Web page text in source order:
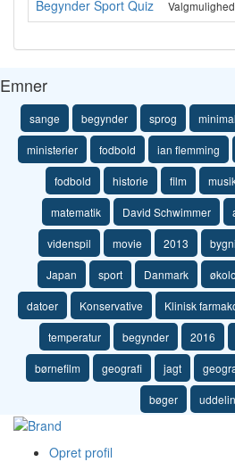
Begynder Sport Quiz
Emner
sange begynder sprog
ministerier fodbold ian flemming
fodbold historie film
matematik David Schwimmer
videnspil movie 2013
Japan sport Danmark
datoer Konservative Klinisk
temperatur begynder 2016
børnefilm geografi jagt
bøger
Opret profil